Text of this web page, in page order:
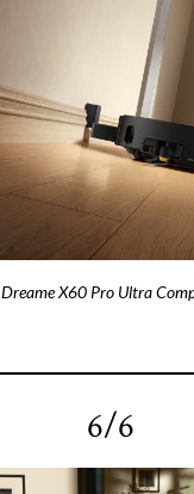
Dreame X60 Pro Ultra
6/6